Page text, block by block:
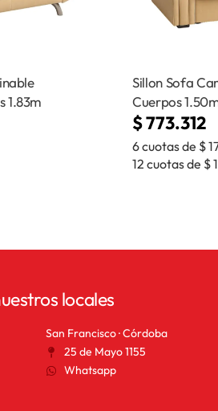
1.83m
Sillon Sofa
Cuerpos
$773.312
6 cuotas de $
12 cuotas de $
locales
San Francisco · Córdoba
25 de Mayo 1155
Whatsapp